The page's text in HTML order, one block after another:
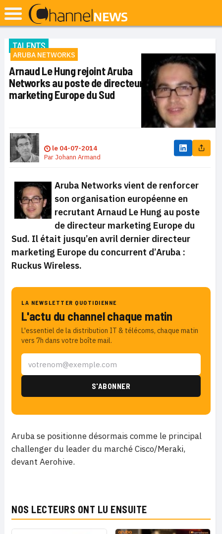
TALENTS
ARUBA NETWORKS
Arnaud Le Hung rejoint Aruba
Networks au poste de directeur
marketing Europe du Sud
le 04-07-2014
Par Johann Armand
Aruba Networks vient de renforcer
son organisation européenne en
recrutant Arnaud Le Hung au poste
de directeur marketing Europe du
Sud. Il était jusqu’en avril dernier directeur
marketing Europe du concurrent d’Aruba :
Ruckus Wireless.
LA NEWSLETTER QUOTIDIENNE
L'actu du channel chaque matin
L'essentiel de la distribution IT & télécoms, chaque matin
vers 7h dans votre boîte mail.
Aruba se positionne désormais comme le principal
challenger du leader du marché Cisco/Meraki,
devant Aerohive.
NOS LECTEURS ONT LU ENSUITE